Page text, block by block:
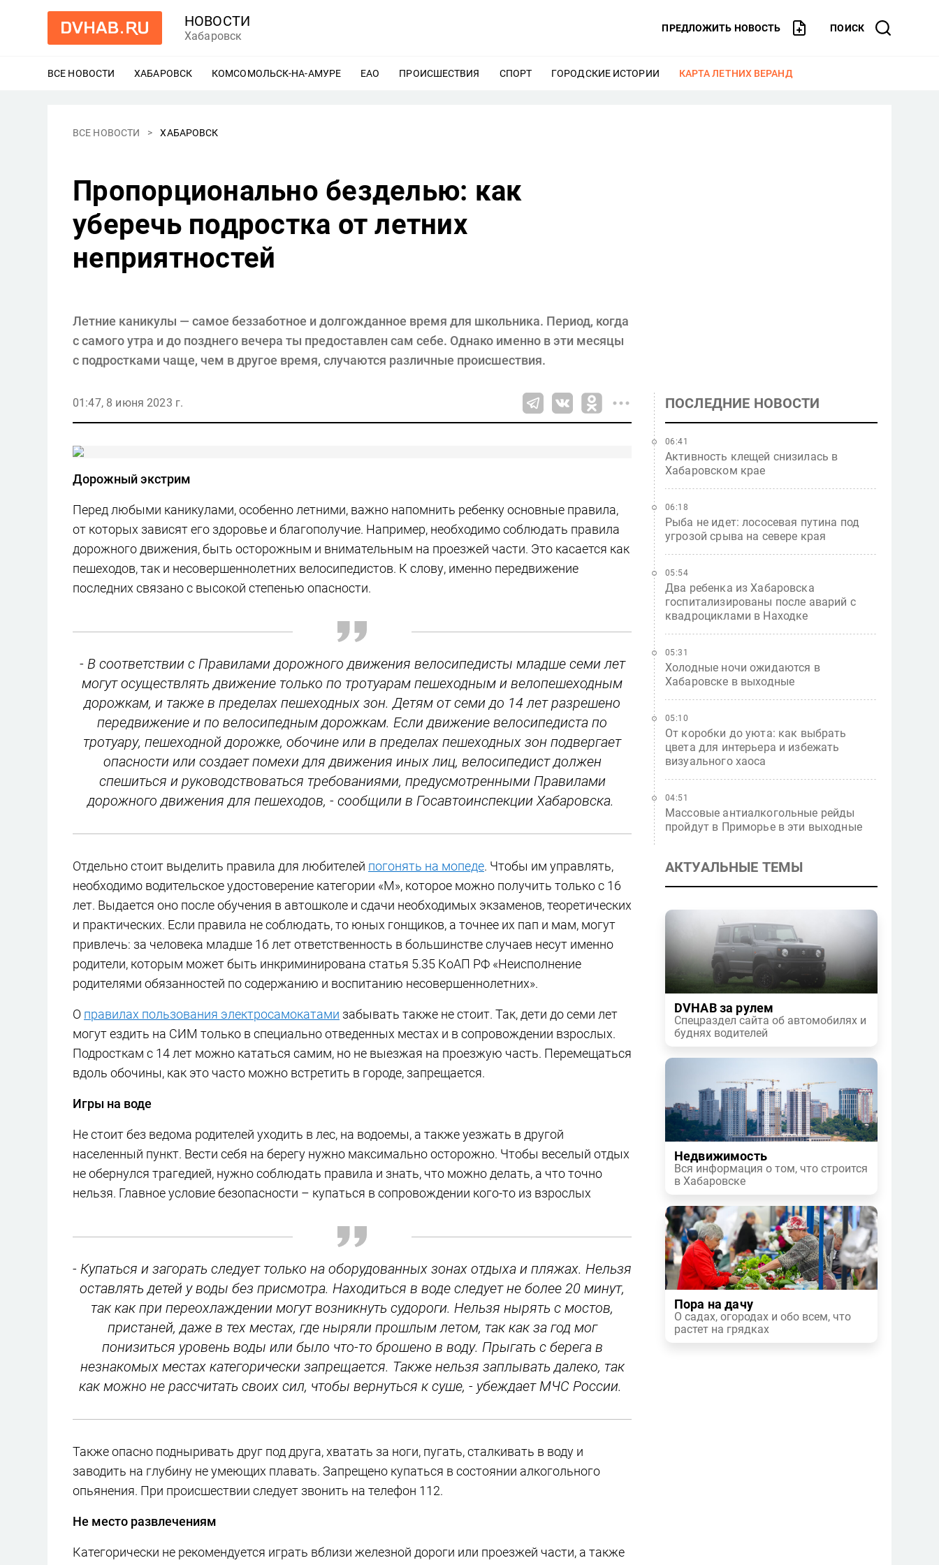
НОВОСТИ
Хабаровск
ПРЕДЛОЖИТЬ НОВОСТЬ ПОИСК
ВСЕ НОВОСТИ ХАБАРОВСК ЕЩЕ
КОМСОМОЛЬСК-НА-АМУРЕ ЕЩЕ
ЕАО ЕЩЕ
ПРОИСШЕСТВИЯ ЕЩЕ
СПОРТ ЕЩЕ
ГОРОДСКИЕ ИСТОРИИ ЕЩЕ
КАРТА ЛЕТНИХ ВЕРАНД
ВСЕ НОВОСТИ ХАБАРОВСК
Пропорционально безделью: как
уберечь подростка от летних
неприятностей
Летние каникулы — самое беззаботное и долгожданное время для школьника. Период, когда
с самого утра и до позднего вечера ты предоставлен сам себе. Однако именно в эти месяцы
с подростками чаще, чем в другое время, случаются различные происшествия.
01:47, 8 июня 2023 г.
Дорожный экстрим
Перед любыми каникулами, особенно летними, важно напомнить ребенку основные правила,
от которых зависят его здоровье и благополучие. Например, необходимо соблюдать правила
дорожного движения, быть осторожным и внимательным на проезжей части. Это касается как
пешеходов, так и несовершеннолетних велосипедистов. К слову, именно передвижение
последних связано с высокой степенью опасности.
- В соответствии с Правилами дорожного движения велосипедисты младше семи лет
могут осуществлять движение только по тротуарам пешеходным и велопешеходным
дорожкам, и также в пределах пешеходных зон. Детям от семи до 14 лет разрешено
передвижение и по велосипедным дорожкам. Если движение велосипедиста по
тротуару, пешеходной дорожке, обочине или в пределах пешеходных зон подвергает
опасности или создает помехи для движения иных лиц, велосипедист должен
спешиться и руководствоваться требованиями, предусмотренными Правилами
дорожного движения для пешеходов, - сообщили в Госавтоинспекции Хабаровска.
Отдельно стоит выделить правила для любителей погонять на мопеде. Чтобы им управлять,
необходимо водительское удостоверение категории «М», которое можно получить только с 16
лет. Выдается оно после обучения в автошколе и сдачи необходимых экзаменов, теоретических
и практических. Если правила не соблюдать, то юных гонщиков, а точнее их пап и мам, могут
привлечь: за человека младше 16 лет ответственность в большинстве случаев несут именно
родители, которым может быть инкриминирована статья 5.35 КоАП РФ «Неисполнение
родителями обязанностей по содержанию и воспитанию несовершеннолетних».
О правилах пользования электросамокатами забывать также не стоит. Так, дети до семи лет
могут ездить на СИМ только в специально отведенных местах и в сопровождении взрослых.
Подросткам с 14 лет можно кататься самим, но не выезжая на проезжую часть. Перемещаться
вдоль обочины, как это часто можно встретить в городе, запрещается.
Игры на воде
Не стоит без ведома родителей уходить в лес, на водоемы, а также уезжать в другой
населенный пункт. Вести себя на берегу нужно максимально осторожно. Чтобы веселый отдых
не обернулся трагедией, нужно соблюдать правила и знать, что можно делать, а что точно
нельзя. Главное условие безопасности – купаться в сопровождении кого-то из взрослых
- Купаться и загорать следует только на оборудованных зонах отдыха и пляжах. Нельзя
оставлять детей у воды без присмотра. Находиться в воде следует не более 20 минут,
так как при переохлаждении могут возникнуть судороги. Нельзя нырять с мостов,
пристаней, даже в тех местах, где ныряли прошлым летом, так как за год мог
понизиться уровень воды или было что-то брошено в воду. Прыгать с берега в
незнакомых местах категорически запрещается. Также нельзя заплывать далеко, так
как можно не рассчитать своих сил, чтобы вернуться к суше, - убеждает МЧС России.
Также опасно подныривать друг под друга, хватать за ноги, пугать, сталкивать в воду и
заводить на глубину не умеющих плавать. Запрещено купаться в состоянии алкогольного
опьянения. При происшествии следует звонить на телефон 112.
Не место развлечениям
Категорически не рекомендуется играть вблизи железной дороги или проезжей части, а также
ПОСЛЕДНИЕ НОВОСТИ
Активность клещей снизилась в
Хабаровском крае
06:41
Рыба не идет: лососевая путина под
угрозой срыва на севере края
06:18
Два ребенка из Хабаровска
госпитализированы после аварий с
квадроциклами в Находке
05:54
Холодные ночи ожидаются в
Хабаровске в выходные
05:31
От коробки до уюта: как выбрать
цвета для интерьера и избежать
визуального хаоса
05:10
Массовые антиалкогольные рейды
пройдут в Приморье в эти выходные
04:51
АКТУАЛЬНЫЕ ТЕМЫ
DVHAB за рулем
Спецраздел сайта об автомобилях и
буднях водителей
Недвижимость
Вся информация о том, что строится
в Хабаровске
Пора на дачу
О садах, огородах и обо всем, что
растет на грядках